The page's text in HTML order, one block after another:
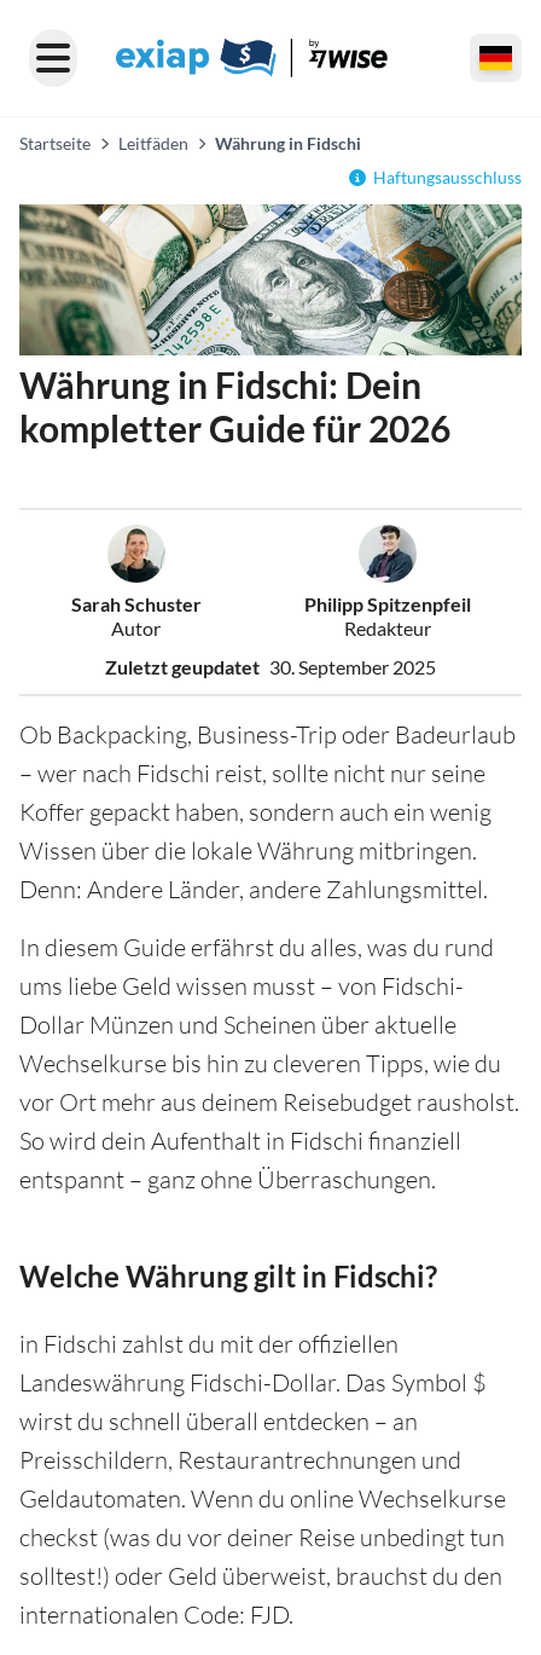
Startseite Leitfäden
Währung in Fidschi
Haftungsausschluss
Währung in Fidschi: Dein
kompletter Guide für 2026
Sarah Schuster
Autor
Philipp Spitzenpfeil
Redakteur
Zuletzt geupdatet 30. September 2025
Ob Backpacking, Business-Trip oder Badeurlaub
– wer nach Fidschi reist, sollte nicht nur seine
Koffer gepackt haben, sondern auch ein wenig
Wissen über die lokale Währung mitbringen.
Denn: Andere Länder, andere Zahlungsmittel.
In diesem Guide erfährst du alles, was du rund
ums liebe Geld wissen musst – von Fidschi-
Dollar Münzen und Scheinen über aktuelle
Wechselkurse bis hin zu cleveren Tipps, wie du
vor Ort mehr aus deinem Reisebudget rausholst.
So wird dein Aufenthalt in Fidschi finanziell
entspannt – ganz ohne Überraschungen.
Welche Währung gilt in Fidschi?
in Fidschi zahlst du mit der offiziellen
Landeswährung Fidschi-Dollar. Das Symbol $
wirst du schnell überall entdecken – an
Preisschildern, Restaurantrechnungen und
Geldautomaten. Wenn du online Wechselkurse
checkst (was du vor deiner Reise unbedingt tun
solltest!) oder Geld überweist, brauchst du den
internationalen Code: FJD.